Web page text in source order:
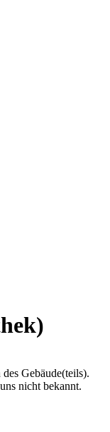
Gebäude(teils).
nicht bekannt.